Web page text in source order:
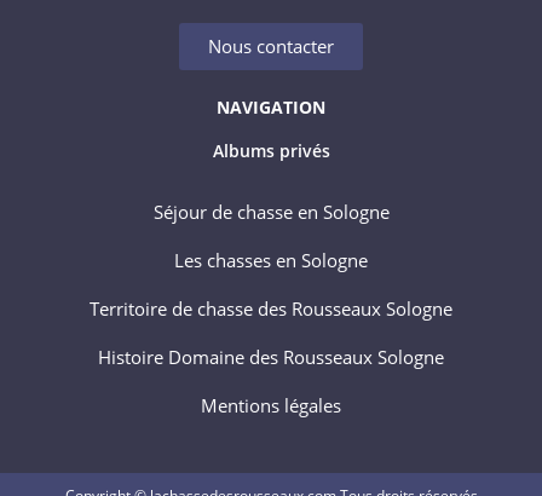
Nous contacter
NAVIGATION
Albums privés
Séjour de chasse en Sologne
Les chasses en Sologne
Territoire de chasse des Rousseaux Sologne
Histoire Domaine des Rousseaux Sologne
Mentions légales